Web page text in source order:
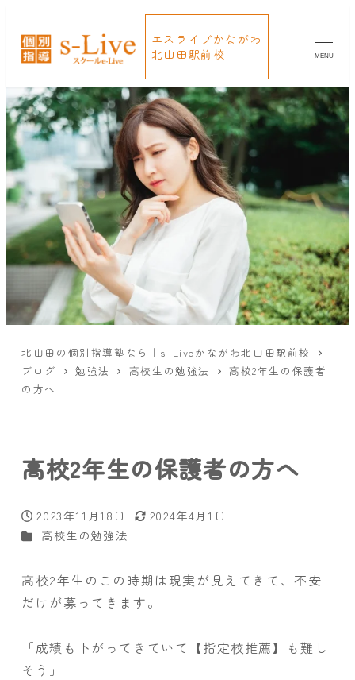
エスライブかながわ
北山田駅前校
MENU
北山田の個別指導塾なら｜s-Liveかながわ北山田駅前校
ブログ
勉強法 高校生の勉強法
高校2年生の保護者
の方へ
高校2年生の保護者の方へ
投稿日
2023年11月18日
更新日
2024年4月1日
カテゴリー
高校生の勉強法
高校2年生のこの時期は現実が見えてきて、不安
だけが募ってきます。
「成績も下がってきていて【指定校推薦】も難し
そう」